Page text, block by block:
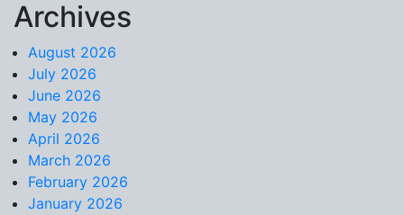
Skip to content
Archives
August 2026
July 2026
June 2026
May 2026
April 2026
March 2026
February 2026
January 2026